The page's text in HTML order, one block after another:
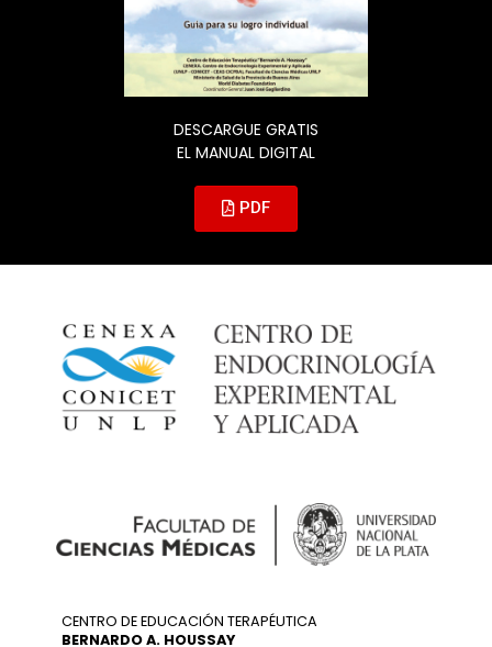
DESCARGUE GRATIS
EL MANUAL DIGITAL
PDF
CENTRO DE EDUCACIÓN TERAPÉUTICA
BERNARDO A. HOUSSAY